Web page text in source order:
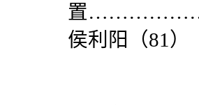
置
侯利阳（81）